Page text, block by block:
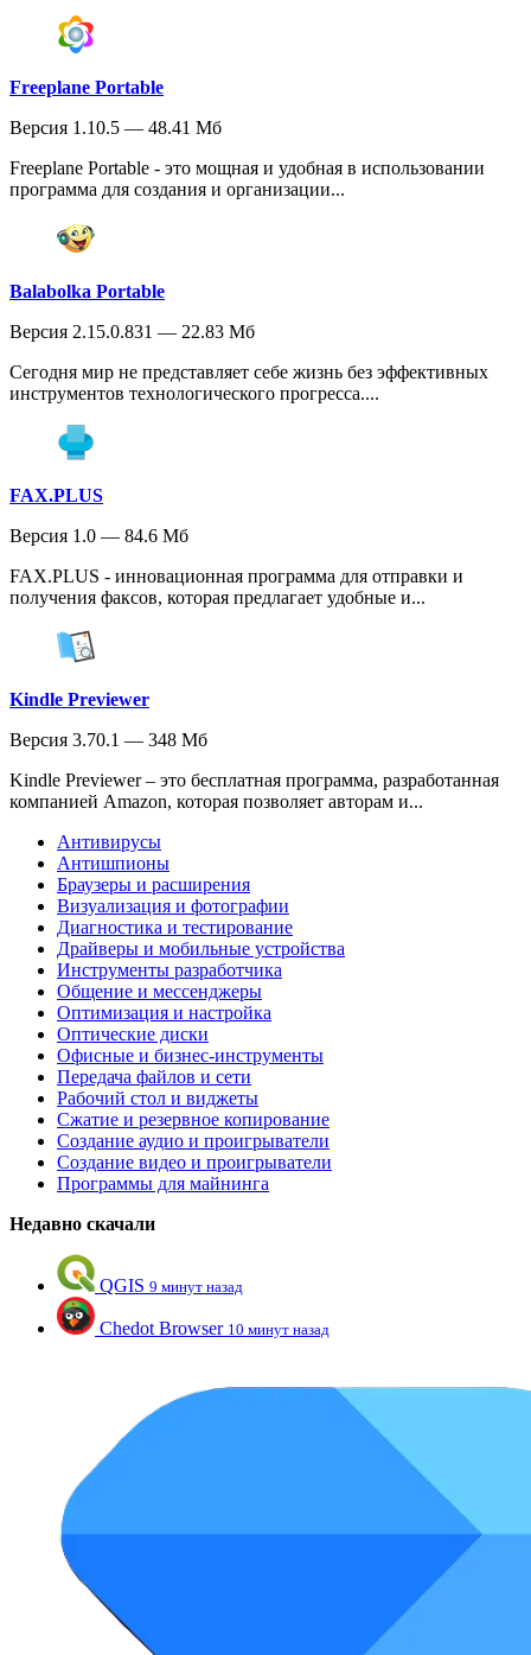
Freeplane Portable
Версия 1.10.5 — 48.41 Мб
Freeplane Portable - это мощная и удобная в использовании
программа для создания и организации...
Balabolka Portable
Версия 2.15.0.831 — 22.83 Мб
Сегодня мир не представляет себе жизнь без эффективных
инструментов технологического прогресса....
FAX.PLUS
Версия 1.0 — 84.6 Мб
FAX.PLUS - инновационная программа для отправки и
получения факсов, которая предлагает удобные и...
Kindle Previewer
Версия 3.70.1 — 348 Мб
Kindle Previewer – это бесплатная программа, разработанная
компанией Amazon, которая позволяет авторам и...
Антивирусы
Антишпионы
Браузеры и расширения
Визуализация и фотографии
Диагностика и тестирование
Драйверы и мобильные устройства
Инструменты разработчика
Общение и мессенджеры
Оптимизация и настройка
Оптические диски
Офисные и бизнес-инструменты
Передача файлов и сети
Рабочий стол и виджеты
Сжатие и резервное копирование
Создание аудио и проигрыватели
Создание видео и проигрыватели
Программы для майнинга
Недавно скачали
QGIS 9 минут назад
Chedot Browser 10 минут назад